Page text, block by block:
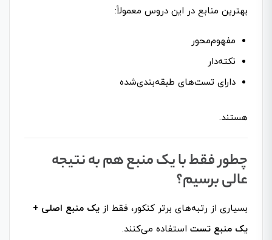
بهترین منابع در این دروس معمولاً:
مفهوم‌محور
نکته‌دار
دارای تست‌های طبقه‌بندی‌شده
هستند.
چطور فقط با یک منبع هم به نتیجه
عالی برسیم؟
بسیاری از رتبه‌های برتر کنکور، فقط از یک منبع اصلی +
یک منبع تست استفاده می‌کنند.